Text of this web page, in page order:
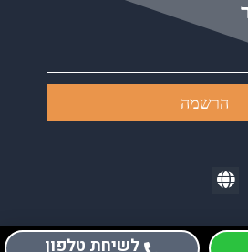
לשיחת טלפון